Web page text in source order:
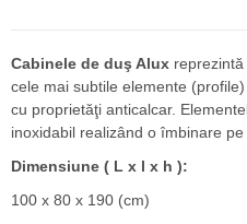
Cabinele de duş Alux
cele mai subtile elemente
cu proprietăţi anticalcar.
inoxidabil realizând o îmbinare
Dimensiune ( L x l x h ):
100 x 80 x 190 (cm)